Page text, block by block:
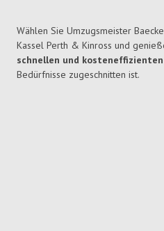
Wählen Sie Umzugsmeister
Kassel Perth & Kinross und
schnellen und kosteneffizienten
Bedürfnisse zugeschnitten ist.